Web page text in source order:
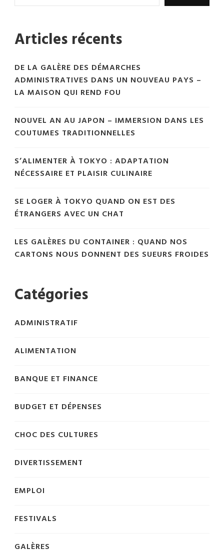
Articles récents
DE LA GALÈRE DES DÉMARCHES
ADMINISTRATIVES DANS UN NOUVEAU PAYS –
LA MAISON QUI REND FOU
NOUVEL AN AU JAPON – IMMERSION DANS LES
COUTUMES TRADITIONNELLES
S’ALIMENTER À TOKYO : ADAPTATION
NÉCESSAIRE ET PLAISIR CULINAIRE
SE LOGER À TOKYO QUAND ON EST DES
ÉTRANGERS AVEC UN CHAT
LES GALÈRES DU CONTAINER : QUAND NOS
CARTONS NOUS DONNENT DES SUEURS FROIDES
Catégories
ADMINISTRATIF
ALIMENTATION
BANQUE ET FINANCE
BUDGET ET DÉPENSES
CHOC DES CULTURES
DIVERTISSEMENT
EMPLOI
FESTIVALS
GALÈRES